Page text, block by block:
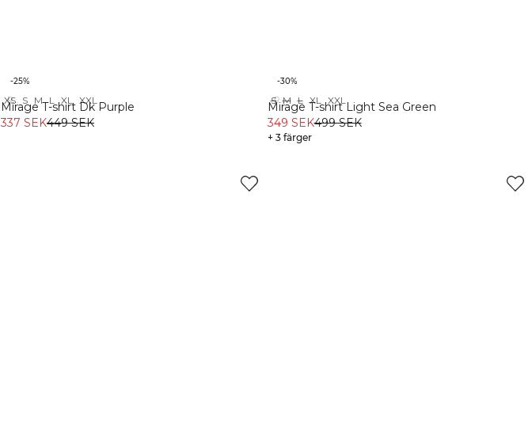
Recycled
-25%
XS S M L XL XXL
Mirage T-shirt Dk Purple
337 SEK449 SEK
Recycled
-30%
S M L XL XXL
Mirage T-shirt Light Sea Green
349 SEK499 SEK
+ 3 färger